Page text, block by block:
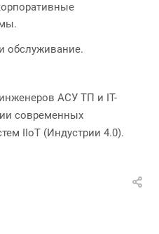
обслуживание.
АСУ ТП и IT-
современных
IIoT (Индустрии 4.0).